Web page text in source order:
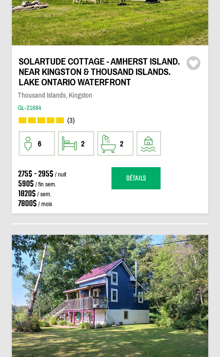
SOLARTUDE COTTAGE - AMHERST ISLAND.
NEAR KINGSTON & THOUSAND ISLANDS.
LAKE ONTARIO WATERFRONT
Thousand Islands, Kingston
GL-21684
(3)
6 2 2
275$ - 295$ / nuit
590$ / fin sem.
1820$ / sem.
7800$ / mois
DÉTAILS